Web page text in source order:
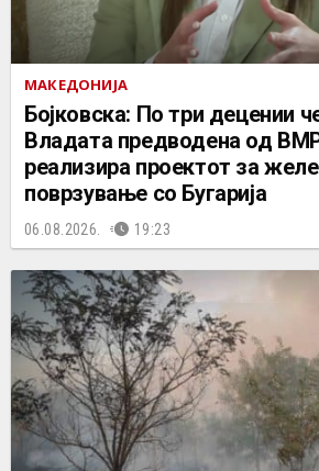
МАКЕДОНИЈА
Бојковска: По три децении
Владата предводена од
реализира проектот за
поврзување со Бугарија
06.08.2026. 19:23